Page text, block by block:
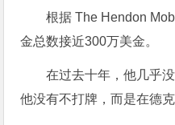
根据 The Hendon
金总数接近300万美金。
在过去十年，他几乎
他没有不打牌，而是在德